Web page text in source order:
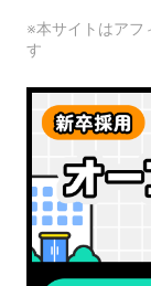
※本サイトはアフ
す